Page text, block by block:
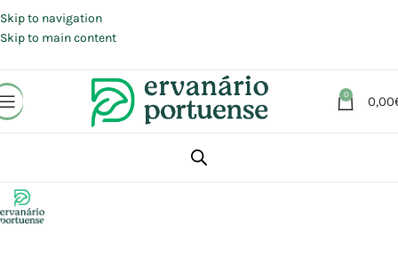
Skip to navigation
Skip to main content
0 0,00